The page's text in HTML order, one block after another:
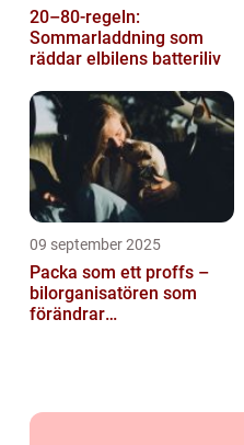
20–80-regeln:
Sommarladdning som
räddar elbilens batteriliv
09 september 2025
Packa som ett proffs –
bilorganisatören som
förändrar